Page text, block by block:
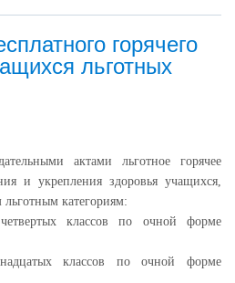
горячего
льготных
актами льготное горячее
и укрепления здоровья учащихся,
льготным категориям:
классов по очной форме
классов по очной форме